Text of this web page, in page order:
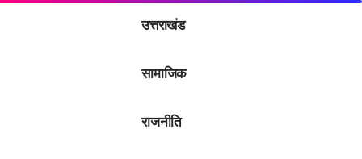
उत्तराखंड
सामाजिक
राजनीति